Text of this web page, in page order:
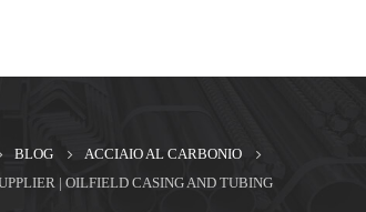
BLOG
ACCIAIO AL CARBONIO
| OILFIELD CASING AND TUBING